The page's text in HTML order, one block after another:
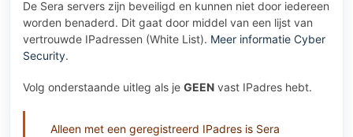
De Sera servers zijn beveiligd en kunnen niet door iedereen
worden benaderd. Dit gaat door middel van een lijst van
vertrouwde IPadressen (White List). Meer informatie Cyber
Security.
Volg onderstaande uitleg als je GEEN vast IPadres hebt.
Alleen met een geregistreerd IPadres is Sera